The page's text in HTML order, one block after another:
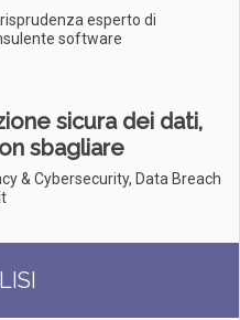
esperto di
software
sicura dei dati,
sbagliare
& Cybersecurity, Data Breach